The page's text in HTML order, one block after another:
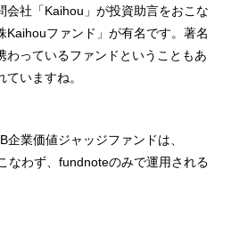
会社「Kaihou」が投資助言をおこな
Kaihouファンド」が有名です。著名
わっているファンドということもあ
いますね。
業価値ジャッジファンドは、
なわず、fundnoteのみで運用される